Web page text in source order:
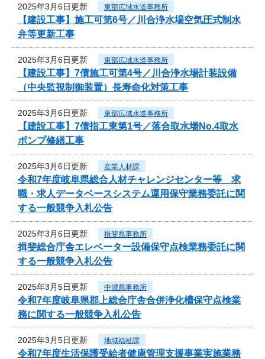
2025年3月6日更新 東部広域水道事務所
【建設工事】施工可第6号／川合浄水場空気圧式制水
弁等更新工事
2025年3月6日更新 東部広域水道事務所
【建設工事】7債施工可第4号／川合浄水場計装設備
（中央監視制御装置）長寿命化対策工事
2025年3月6日更新 東部広域水道事務所
【建設工事】7債指工東第1号／落合取水場No.4取水
ポンプ修繕工事
2025年3月6日更新 産業人材課
令和7年度岐阜県総合人材チャレンジセンター等 求
職・求人データベースシステム運用保守業務委託に関
する一般競争入札公告
2025年3月6日更新 揖斐県事務所
揖斐総合庁舎エレベーター設備保守点検業務委託に関
する一般競争入札公告
2025年3月5日更新 中濃県事務所
令和7年度岐阜県郡上総合庁舎合併浄化槽保守点検業
務に関する一般競争入札公告
2025年3月5日更新 地域福祉課
令和7年度生活保護受給者健康管理支援事業実施業務